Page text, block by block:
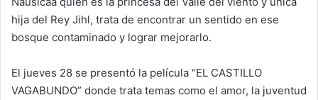
hija del Rey Jihl, trata de encontrar un sentido en ese
bosque contaminado y lograr mejorarlo.
El jueves 28 se presentó la película “EL CASTILLO
VAGABUNDO” donde trata temas como el amor, la juventud